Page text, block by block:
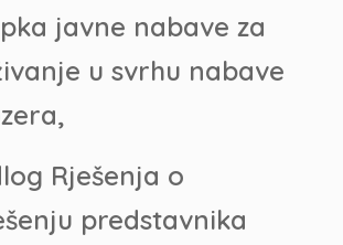
javne nabave za
u svrhu nabave
Rješenja o
predstavnika